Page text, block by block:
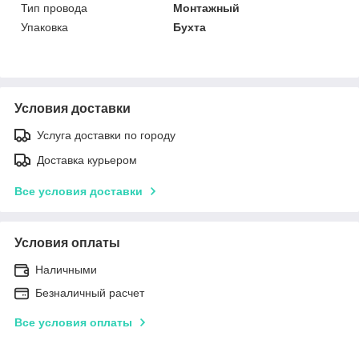
Тип провода
Монтажный
Упаковка
Бухта
Условия доставки
Услуга доставки по городу
Доставка курьером
Все условия доставки
Условия оплаты
Наличными
Безналичный расчет
Все условия оплаты